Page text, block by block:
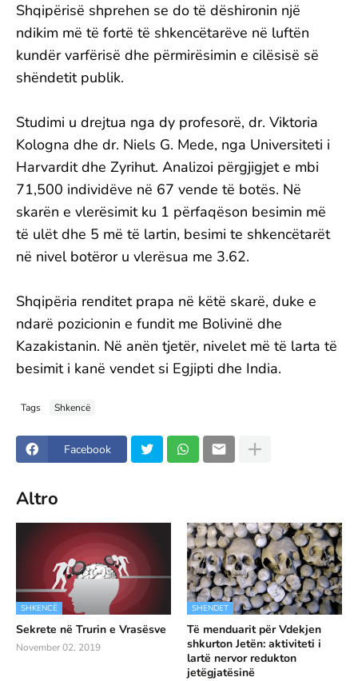
Shqipërisë shprehen se do të dëshironin një
ndikim më të fortë të shkencëtarëve në luftën
kundër varfërisë dhe përmirësimin e cilësisë së
shëndetit publik.
Studimi u drejtua nga dy profesorë, dr. Viktoria
Kologna dhe dr. Niels G. Mede, nga Universiteti i
Harvardit dhe Zyrihut. Analizoi përgjigjet e mbi
71,500 individëve në 67 vende të botës. Në
skarën e vlerësimit ku 1 përfaqëson besimin më
të ulët dhe 5 më të lartin, besimi te shkencëtarët
në nivel botëror u vlerësua me 3.62.
Shqipëria renditet prapa në këtë skarë, duke e
ndarë pozicionin e fundit me Bolivinë dhe
Kazakistanin. Në anën tjetër, nivelet më të larta të
besimit i kanë vendet si Egjipti dhe India.
Tags Shkencë
Facebook
Altro
SHKENCË
Sekrete në Trurin e Vrasësve
November 02, 2019
SHENDET
Të menduarit për Vdekjen
shkurton Jetën: aktiviteti i
lartë nervor redukton
jetëgjatësinë